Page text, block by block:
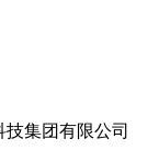
技集团有限公司